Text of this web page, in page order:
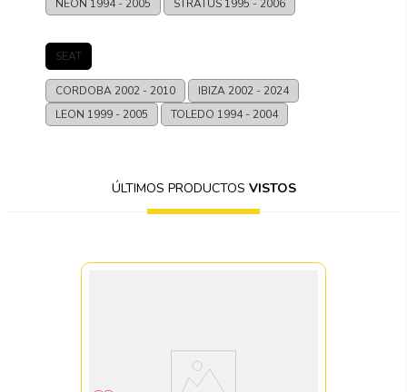
NEON 1994 - 2005 STRATUS 1995 - 2006
SEAT
CORDOBA 2002 - 2010 IBIZA 2002 - 2024
LEON 1999 - 2005 TOLEDO 1994 - 2004
ÚLTIMOS PRODUCTOS VISTOS